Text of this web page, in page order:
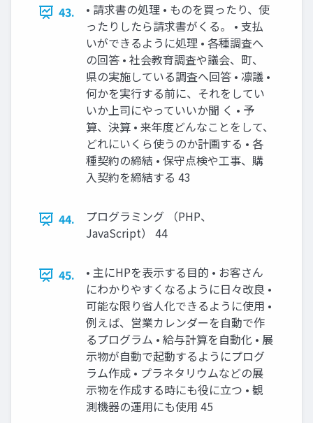
43.
• 請求書の処理 • ものを買ったり、使
ったりしたら請求書がくる。 • 支払
いができるように処理 • 各種調査へ
の回答 • 社会教育調査や議会、町、
県の実施している調査へ回答 • 凛議 •
何かを実行する前に、それをしてい
いか上司にやっていいか聞 く • 予
算、決算 • 来年度どんなことをして、
どれにいくら使うのか計画する • 各
種契約の締結 • 保守点検や工事、購
入契約を締結する 43
44.
プログラミング （PHP、
JavaScript） 44
45.
• 主にHPを表示する目的 • お客さん
にわかりやすくなるように日々改良 •
可能な限り省人化できるように使用 •
例えば、営業カレンダーを自動で作
るプログラム • 給与計算を自動化 • 展
示物が自動で起動するようにプログ
ラム作成 • プラネタリウムなどの展
示物を作成する時にも役に立つ • 観
測機器の運用にも使用 45